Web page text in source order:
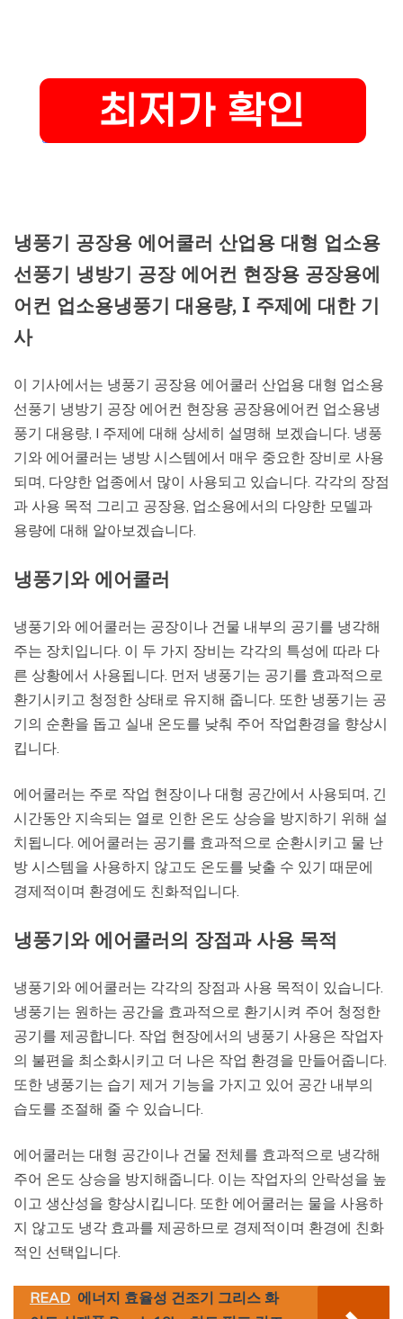
냉풍기 공장용 에어쿨러 산업용 대형 업소용
선풍기 냉방기 공장 에어컨 현장용 공장용에
어컨 업소용냉풍기 대용량, I 주제에 대한 기
사
이 기사에서는 냉풍기 공장용 에어쿨러 산업용 대형 업소용
선풍기 냉방기 공장 에어컨 현장용 공장용에어컨 업소용냉
풍기 대용량, I 주제에 대해 상세히 설명해 보겠습니다. 냉풍
기와 에어쿨러는 냉방 시스템에서 매우 중요한 장비로 사용
되며, 다양한 업종에서 많이 사용되고 있습니다. 각각의 장점
과 사용 목적 그리고 공장용, 업소용에서의 다양한 모델과
용량에 대해 알아보겠습니다.
냉풍기와 에어쿨러
냉풍기와 에어쿨러는 공장이나 건물 내부의 공기를 냉각해
주는 장치입니다. 이 두 가지 장비는 각각의 특성에 따라 다
른 상황에서 사용됩니다. 먼저 냉풍기는 공기를 효과적으로
환기시키고 청정한 상태로 유지해 줍니다. 또한 냉풍기는 공
기의 순환을 돕고 실내 온도를 낮춰 주어 작업환경을 향상시
킵니다.
에어쿨러는 주로 작업 현장이나 대형 공간에서 사용되며, 긴
시간동안 지속되는 열로 인한 온도 상승을 방지하기 위해 설
치됩니다. 에어쿨러는 공기를 효과적으로 순환시키고 물 난
방 시스템을 사용하지 않고도 온도를 낮출 수 있기 때문에
경제적이며 환경에도 친화적입니다.
냉풍기와 에어쿨러의 장점과 사용 목적
냉풍기와 에어쿨러는 각각의 장점과 사용 목적이 있습니다.
냉풍기는 원하는 공간을 효과적으로 환기시켜 주어 청정한
공기를 제공합니다. 작업 현장에서의 냉풍기 사용은 작업자
의 불편을 최소화시키고 더 나은 작업 환경을 만들어줍니다.
또한 냉풍기는 습기 제거 기능을 가지고 있어 공간 내부의
습도를 조절해 줄 수 있습니다.
에어쿨러는 대형 공간이나 건물 전체를 효과적으로 냉각해
주어 온도 상승을 방지해줍니다. 이는 작업자의 안락성을 높
이고 생산성을 향상시킵니다. 또한 에어쿨러는 물을 사용하
지 않고도 냉각 효과를 제공하므로 경제적이며 환경에 친화
적인 선택입니다.
READ 에너지 효율성 건조기 그리스 화